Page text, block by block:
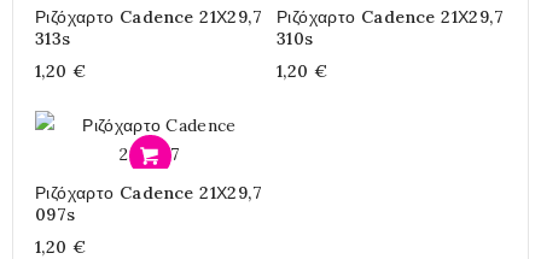
Ριζόχαρτο Cadence 21Χ29,7
313s
1,20 €
Ριζόχαρτο Cadence 21Χ29,7
310s
1,20 €
Ριζόχαρτο Cadence 21Χ29,7
097s
1,20 €